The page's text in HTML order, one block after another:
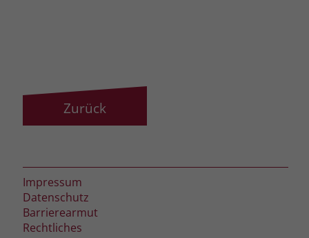
Zurück
Impressum
Datenschutz
Barrierearmut
Rechtliches